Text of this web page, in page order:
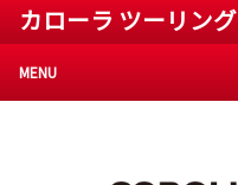
カローラ ツーリング
MENU